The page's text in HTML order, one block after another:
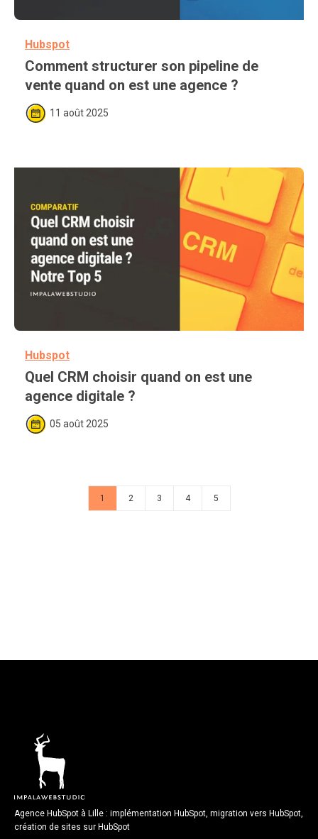
Hubspot
Comment structurer son pipeline de
vente quand on est une agence ?
11 août 2025
Hubspot
Quel CRM choisir quand on est une
agence digitale ?
05 août 2025
1 2 3 4 5
Agence HubSpot à Lille : implémentation HubSpot, migration vers HubSpot,
création de sites sur HubSpot